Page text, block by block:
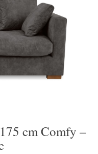
cm Comfy –